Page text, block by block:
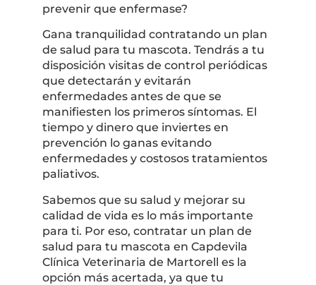
prevenir que enfermase?
Gana tranquilidad contratando un plan
de salud para tu mascota. Tendrás a tu
disposición visitas de control periódicas
que detectarán y evitarán
enfermedades antes de que se
manifiesten los primeros síntomas. El
tiempo y dinero que inviertes en
prevención lo ganas evitando
enfermedades y costosos tratamientos
paliativos.
Sabemos que su salud y mejorar su
calidad de vida es lo más importante
para ti. Por eso, contratar un plan de
salud para tu mascota en Capdevila
Clínica Veterinaria de Martorell es la
opción más acertada, ya que tu